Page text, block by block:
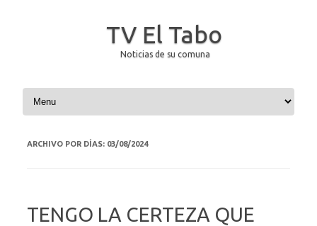
TV El Tabo
Noticias de su comuna
Saltar al contenido
ARCHIVO POR DÍAS: 03/08/2024
TENGO LA CERTEZA QUE